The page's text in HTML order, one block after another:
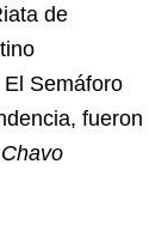
de
Semáforo
fueron
Chavo